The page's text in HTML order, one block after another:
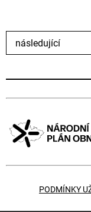
následující
PODMÍNKY